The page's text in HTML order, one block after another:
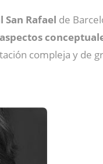
San Rafael de
aspectos
compleja y de